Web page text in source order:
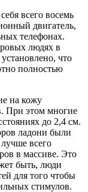
всего восемь
двигатель,
телефонах.
людях в
что
полностью
на кожу
При этом многие
до 2,4 см.
ладони были
всего
в массиве. Это
быть, люди
для того чтобы
стимулов.